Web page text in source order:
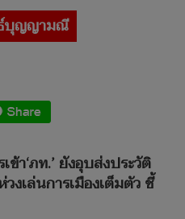
บุญญามณี
า‘ภท.’ ยังอุบส่งประวัติ
งเล่นการเมืองเต็มตัว ชี้